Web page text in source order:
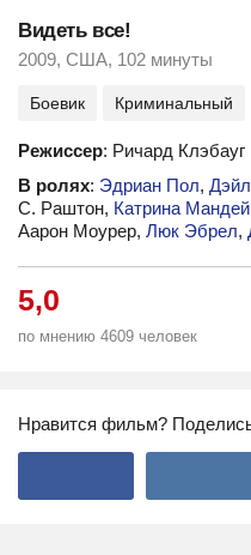
Видеть все!
2009, США, 102 минуты
Боевик Криминальный
Режиссер: Ричард Клэбауг
В ролях: Эдриан Пол,
С. Раштон, Катрина Мандей
Аарон Моурер, Люк Эбрел,
5,0
по мнению 4609 человек
Нравится фильм?